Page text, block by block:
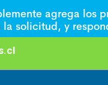
agrega los
solicitud, y